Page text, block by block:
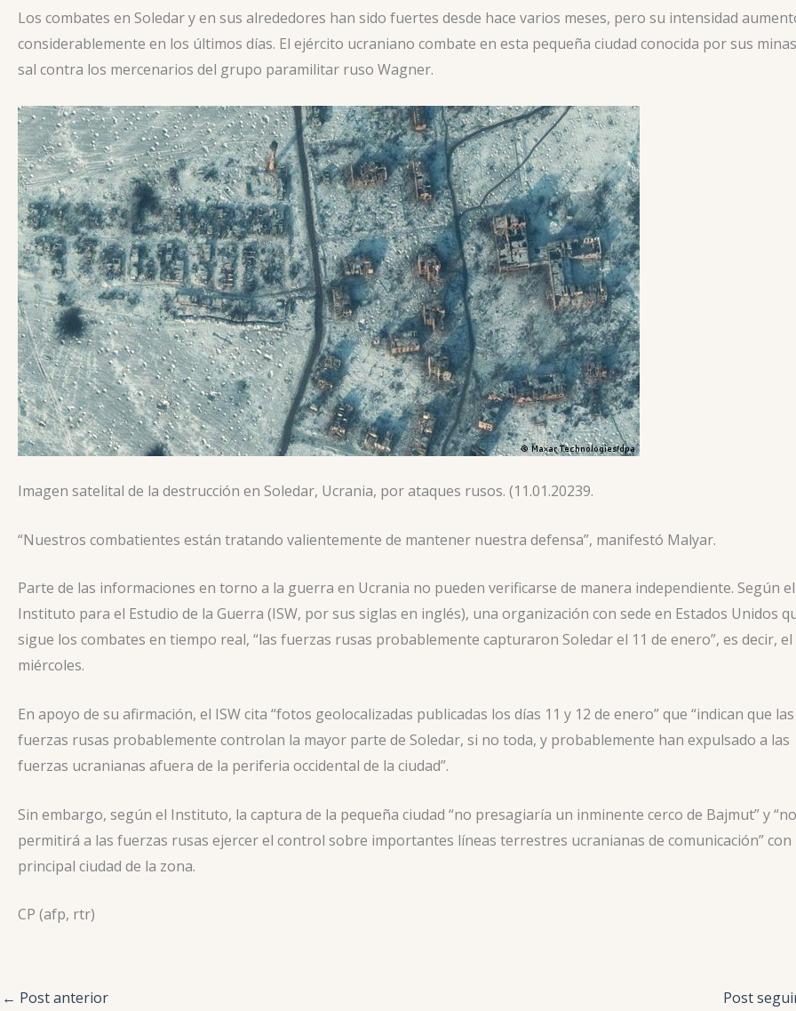
Los combates en Soledar y en sus alrededores han sido fuertes desde hace varios meses, pero su intensidad
considerablemente en los últimos días. El ejército ucraniano combate en esta pequeña ciudad conocida por sus
sal contra los mercenarios del grupo paramilitar ruso Wagner.
Imagen satelital de la destrucción en Soledar, Ucrania, por ataques rusos. (11.01.20239.
“Nuestros combatientes están tratando valientemente de mantener nuestra defensa”, manifestó Malyar.
Parte de las informaciones en torno a la guerra en Ucrania no pueden verificarse de manera independiente. Según el
Instituto para el Estudio de la Guerra (ISW, por sus siglas en inglés), una organización con sede en Estados Unidos
sigue los combates en tiempo real, “las fuerzas rusas probablemente capturaron Soledar el 11 de enero”, es decir, el
miércoles.
En apoyo de su afirmación, el ISW cita “fotos geolocalizadas publicadas los días 11 y 12 de enero” que “indican que las
fuerzas rusas probablemente controlan la mayor parte de Soledar, si no toda, y probablemente han expulsado a las
fuerzas ucranianas afuera de la periferia occidental de la ciudad”.
Sin embargo, según el Instituto, la captura de la pequeña ciudad “no presagiaría un inminente cerco de Bajmut” y “no
permitirá a las fuerzas rusas ejercer el control sobre importantes líneas terrestres ucranianas de comunicación” con
principal ciudad de la zona.
CP (afp, rtr)
← Post anterior Post